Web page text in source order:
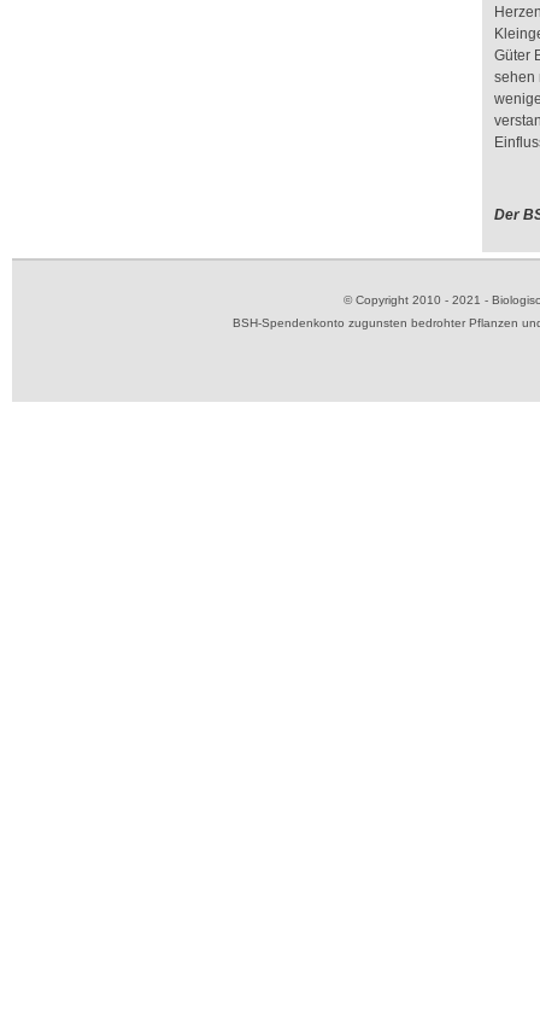
Güter
sehen
Der
© Copyright 2010 - 2021 -
BSH-Spendenkonto zugunsten bedrohter Pflanzen